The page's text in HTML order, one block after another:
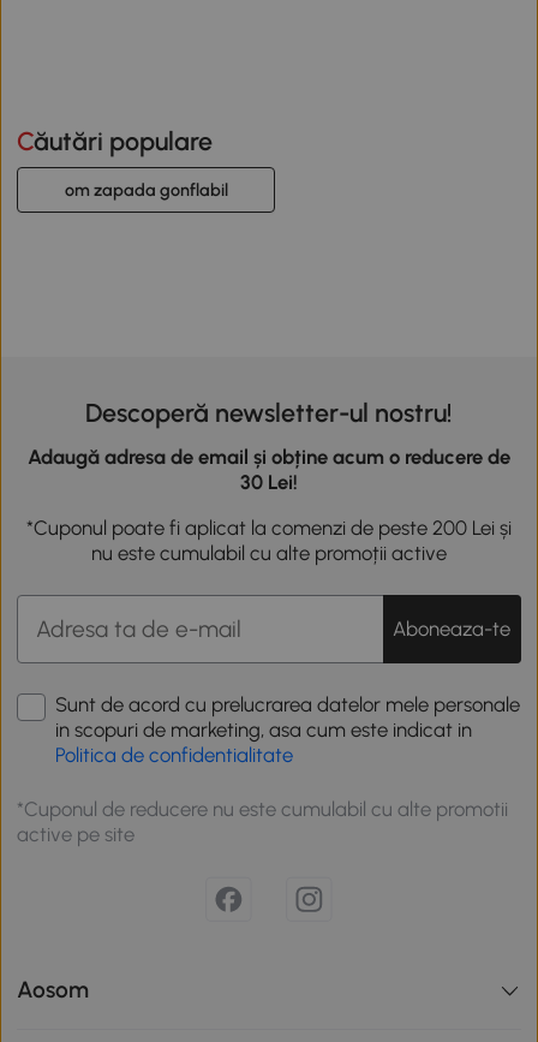
Căutări populare
om zapada gonflabil
Descoperă newsletter-ul nostru!
Adaugă adresa de email și obține acum o reducere de
30 Lei!
*Cuponul poate fi aplicat la comenzi de peste 200 Lei și
nu este cumulabil cu alte promoții active
Aboneaza-te
Sunt de acord cu prelucrarea datelor mele personale
in scopuri de marketing, asa cum este indicat in
Politica de confidentialitate
*Cuponul de reducere nu este cumulabil cu alte promotii
active pe site
Aosom